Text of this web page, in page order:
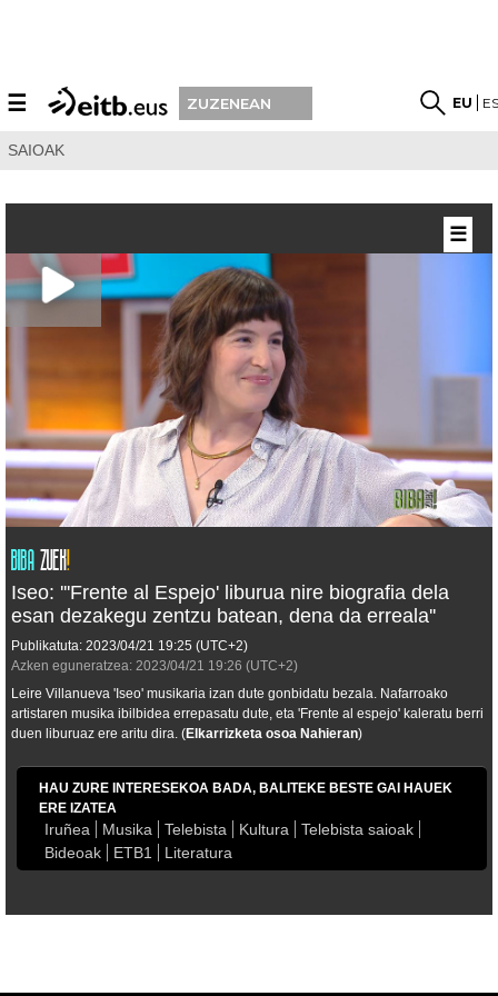
☰ ZUZENEAN EU
SAIOAK
Iseo: '''Frente al Espejo' liburua nire biografia dela
esan dezakegu zentzu batean, dena da erreala''
Publikatuta: 2023/04/21 19:25 (UTC+2)
Azken eguneratzea: 2023/04/21 19:26 (UTC+2)
Leire Villanueva 'Iseo' musikaria izan dute gonbidatu bezala. Nafarroako
artistaren musika ibilbidea errepasatu dute, eta 'Frente al espejo' kaleratu berri
duen liburuaz ere aritu dira. (Elkarrizketa osoa Nahieran)
HAU ZURE INTERESEKOA BADA, BALITEKE BESTE GAI HAUEK
ERE IZATEA
Iruñea Musika Telebista Kultura
Telebista saioak
Bideoak
ETB1 Literatura
☰